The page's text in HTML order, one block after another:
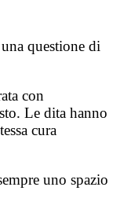
questione di
con
Le dita hanno
cura
uno spazio